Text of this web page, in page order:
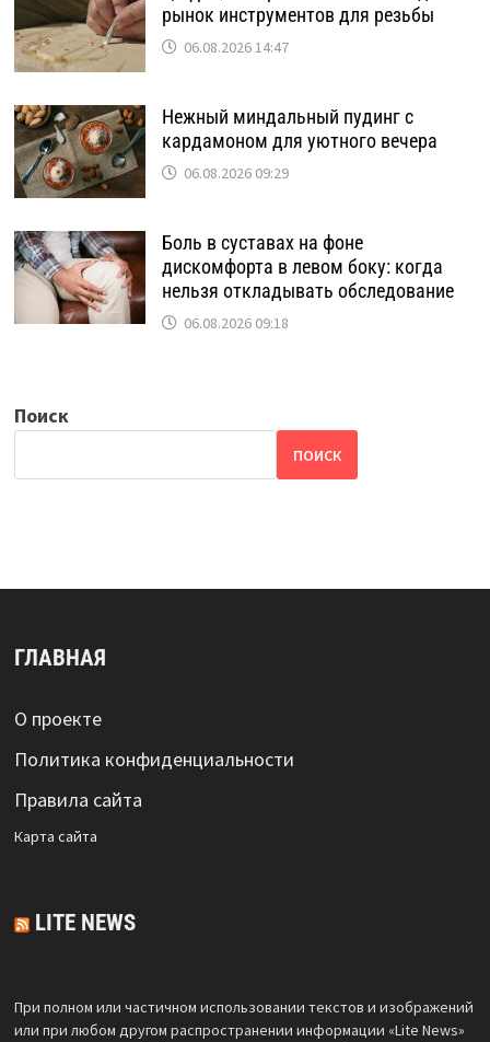
рынок инструментов для резьбы
06.08.2026 14:47
Нежный миндальный пудинг с
кардамоном для уютного вечера
06.08.2026 09:29
Боль в суставах на фоне
дискомфорта в левом боку: когда
нельзя откладывать обследование
06.08.2026 09:18
Поиск
ПОИСК
ГЛАВНАЯ
О проекте
Политика конфиденциальности
Правила сайта
Карта сайта
LITE NEWS
При полном или частичном использовании текстов и изображений
или при любом другом распространении информации «Lite News»